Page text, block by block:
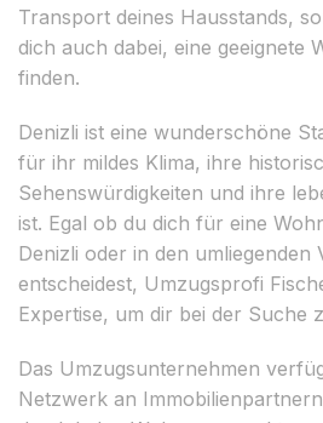
Transport deines Hausstands,
dich auch dabei, eine geeignete
finden.
Denizli ist eine wunderschöne
für ihr mildes Klima, ihre
Sehenswürdigkeiten und ihre
ist. Egal ob du dich für eine
Denizli oder in den umliegenden
entscheidest, Umzugsprofi
Expertise, um dir bei der Suche
Das Umzugsunternehmen
Netzwerk an